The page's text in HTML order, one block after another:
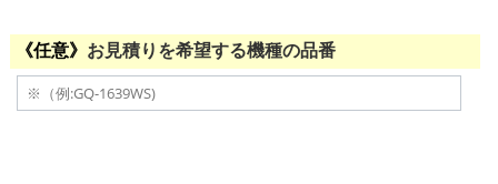
お見積りを希望する機種の品番